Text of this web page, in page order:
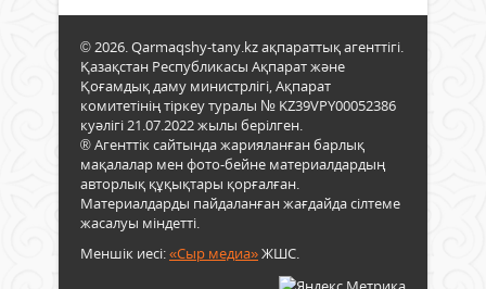
© 2026. Qarmaqshy-tany.kz ақпараттық агенттігі.
Қазақстан Республикасы Ақпарат және
Қоғамдық даму министрлігі, Ақпарат
комитетінің тіркеу туралы № KZ39VPY00052386
куәлігі 21.07.2022 жылы берілген.
® Агенттік сайтында жарияланған барлық
мақалалар мен фото-бейне материалдардың
авторлық құқықтары қорғалған.
Материалдарды пайдаланған жағдайда сілтеме
жасалуы міндетті.
Меншік иесі:«Сыр медиа»ЖШС.